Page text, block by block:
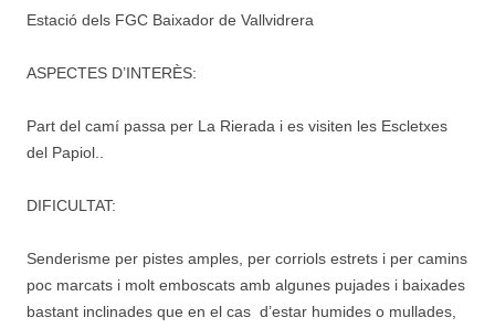
Estació dels FGC Baixador de Vallvidrera
ASPECTES D’INTERÈS:
Part del camí passa per La Rierada i es visiten les Escletxes
del Papiol..
DIFICULTAT:
Senderisme per pistes amples, per corriols estrets i per camins
poc marcats i molt emboscats amb algunes pujades i baixades
bastant inclinades que en el cas d’estar humides o mullades,